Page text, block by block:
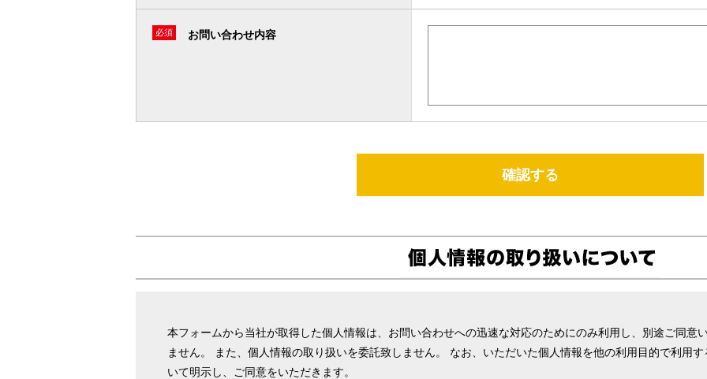
お問い合わせ内容
必須
本フォームから当社が取得した個人情報は、お問い合わせへの迅速な対応のためにのみ利用し、別途ご同意
ません。 また、個人情報の取り扱いを委託致しません。 なお、いただいた個人情報を他の利用目的で利用
いて明示し、ご同意をいただきます。